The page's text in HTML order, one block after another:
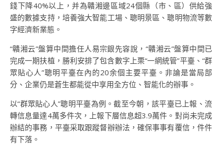
錢下降40%以上，并為贛湘邊區域24個縣（市、區）供給強
盛的數據支持，培養強大智能工場、聰明景區、聰明物流等數
字經濟新業態。
“贛湘云”盤算中間擔任人易宗銀先容說，“贛湘云”盤算中間已
完成一期扶植，勝利安排了包含數字上栗“一網統管”平臺、“群
眾貼心人”聰明平臺在內的20余個主要平臺。非論是當局部
分、企業仍是蒼生都能從中享用全方位、智能化的辦事。
以“群眾貼心人”聰明平臺為例。截至今朝，該平臺已上報、流
轉信息量達4萬多件次，上報下層信息超3.9萬件。對尚未完成
辦結的事務，平臺采取跟蹤督辦辦法，確保事事有覆信，件件
有下落。